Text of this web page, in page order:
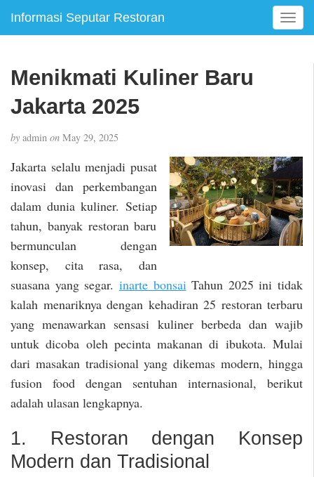
Informasi Seputar Restoran
T
o
i
a
t
i
o
Menikmati Kuliner Baru
Jakarta 2025
by admin on May 29, 2025
Jakarta selalu menjadi pusat
inovasi dan perkembangan
dalam dunia kuliner. Setiap
tahun, banyak restoran baru
bermunculan dengan
konsep, cita rasa, dan
suasana yang segar. inarte bonsaiTahun 2025 ini tidak
kalah menariknya dengan kehadiran 25 restoran terbaru
yang menawarkan sensasi kuliner berbeda dan wajib
untuk dicoba oleh pecinta makanan di ibukota. Mulai
dari masakan tradisional yang dikemas modern, hingga
fusion food dengan sentuhan internasional, berikut
adalah ulasan lengkapnya.
1. Restoran dengan Konsep
Modern dan Tradisional